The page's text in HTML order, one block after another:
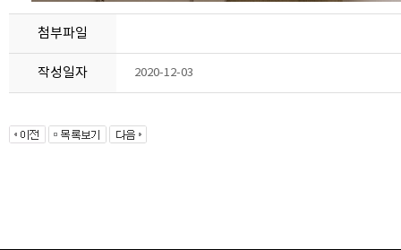
첨부파일
작성일자 2020-12-03